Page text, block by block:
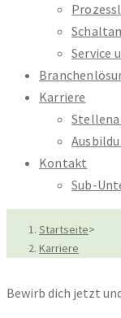
Service
Karriere
Kontakt
Sub-
Startseite>
Karriere
Bewirb dich jetzt